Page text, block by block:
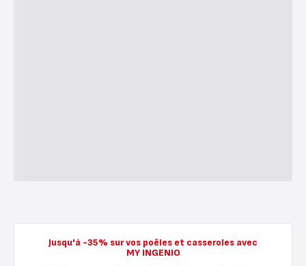
Jusqu'à -35% sur vos poêles et casseroles avec
MY INGENIO